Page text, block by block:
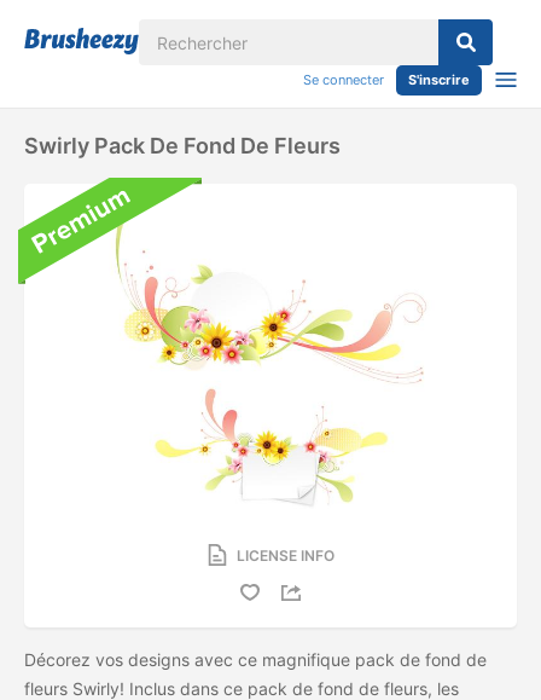
Se connecter S'inscrire
Swirly Pack De Fond De Fleurs
LICENSE INFO
Décorez vos designs avec ce magnifique pack de fond de
fleurs Swirly! Inclus dans ce pack de fond de fleurs, les